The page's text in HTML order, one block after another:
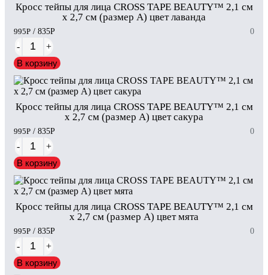
Кросс тейпы для лица CROSS TAPE BEAUTY™ 2,1 см
x 2,7 см (размер А) цвет лаванда
995Р / 835Р 0
-
+
В корзину
Кросс тейпы для лица CROSS TAPE BEAUTY™ 2,1 см
x 2,7 см (размер А) цвет сакура
995Р / 835Р 0
-
+
В корзину
Кросс тейпы для лица CROSS TAPE BEAUTY™ 2,1 см
x 2,7 см (размер А) цвет мята
995Р / 835Р 0
-
+
В корзину